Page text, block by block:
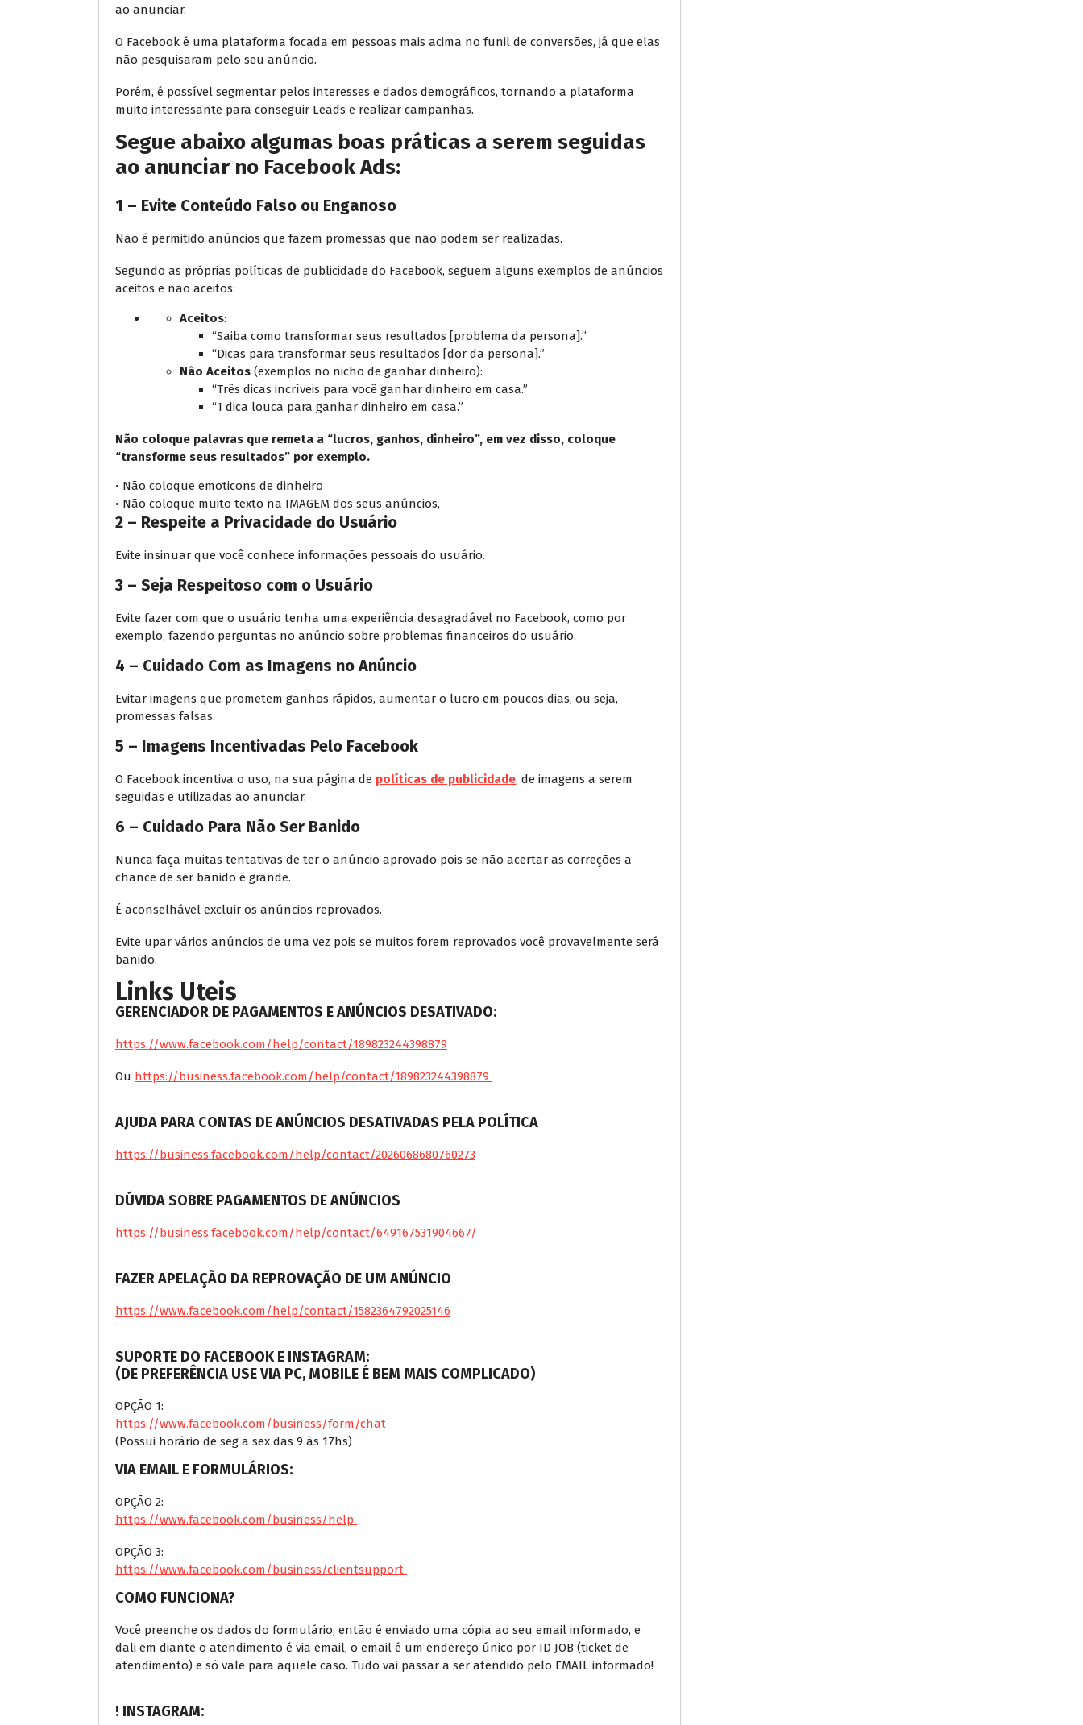
ao anunciar.
O Facebook é uma plataforma focada em pessoas mais acima no funil de conversões, já que elas
não pesquisaram pelo seu anúncio.
Porém, é possível segmentar pelos interesses e dados demográficos, tornando a plataforma
muito interessante para conseguir Leads e realizar campanhas.
Segue abaixo algumas boas práticas a serem seguidas
ao anunciar no Facebook Ads:
1 – Evite Conteúdo Falso ou Enganoso
Não é permitido anúncios que fazem promessas que não podem ser realizadas.
Segundo as próprias políticas de publicidade do Facebook, seguem alguns exemplos de anúncios
aceitos e não aceitos:
Aceitos:
“Saiba como transformar seus resultados [problema da persona].”
“Dicas para transformar seus resultados [dor da persona].”
Não Aceitos (exemplos no nicho de ganhar dinheiro):
“Três dicas incríveis para você ganhar dinheiro em casa.”
“1 dica louca para ganhar dinheiro em casa.”
Não coloque palavras que remeta a “lucros, ganhos, dinheiro”, em vez disso, coloque
“transforme seus resultados” por exemplo.
• Não coloque emoticons de dinheiro
• Não coloque muito texto na IMAGEM dos seus anúncios,
2 – Respeite a Privacidade do Usuário
Evite insinuar que você conhece informações pessoais do usuário.
3 – Seja Respeitoso com o Usuário
Evite fazer com que o usuário tenha uma experiência desagradável no Facebook, como por
exemplo, fazendo perguntas no anúncio sobre problemas financeiros do usuário.
4 – Cuidado Com as Imagens no Anúncio
Evitar imagens que prometem ganhos rápidos, aumentar o lucro em poucos dias, ou seja,
promessas falsas.
5 – Imagens Incentivadas Pelo Facebook
O Facebook incentiva o uso, na sua página de políticas de publicidade, de imagens a serem
seguidas e utilizadas ao anunciar.
6 – Cuidado Para Não Ser Banido
Nunca faça muitas tentativas de ter o anúncio aprovado pois se não acertar as correções a
chance de ser banido é grande.
É aconselhável excluir os anúncios reprovados.
Evite upar vários anúncios de uma vez pois se muitos forem reprovados você provavelmente será
banido.
Links Uteis
GERENCIADOR DE PAGAMENTOS E ANÚNCIOS DESATIVADO:
https://www.facebook.com/help/contact/189823244398879
Ou https://business.facebook.com/help/contact/189823244398879
AJUDA PARA CONTAS DE ANÚNCIOS DESATIVADAS PELA POLÍTICA
https://business.facebook.com/help/contact/2026068680760273
DÚVIDA SOBRE PAGAMENTOS DE ANÚNCIOS
https://business.facebook.com/help/contact/649167531904667/
FAZER APELAÇÃO DA REPROVAÇÃO DE UM ANÚNCIO
https://www.facebook.com/help/contact/1582364792025146
SUPORTE DO FACEBOOK E INSTAGRAM:
(DE PREFERÊNCIA USE VIA PC, MOBILE É BEM MAIS COMPLICADO)
OPÇÃO 1:
https://www.facebook.com/business/form/chat
(Possui horário de seg a sex das 9 às 17hs)
VIA EMAIL E FORMULÁRIOS:
OPÇÃO 2:
https://www.facebook.com/business/help
OPÇÃO 3:
https://www.facebook.com/business/clientsupport
COMO FUNCIONA?
Você preenche os dados do formulário, então é enviado uma cópia ao seu email informado, e
dali em diante o atendimento é via email, o email é um endereço único por ID JOB (ticket de
atendimento) e só vale para aquele caso. Tudo vai passar a ser atendido pelo EMAIL informado!
! INSTAGRAM: